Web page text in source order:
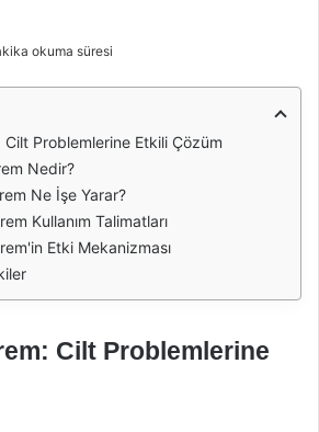
okuma süresi
Problemlerine Etkili Çözüm
Nedir?
Ne İşe Yarar?
Kullanım Talimatları
Etki Mekanizması
Cilt Problemlerine